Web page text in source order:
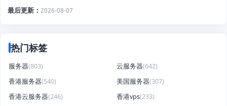
最后更新
2026-08-07
热门标签
服务器(803) 云服务器(642)
香港服务器(540) 美国服务器(307)
香港云服务器(246) 香港vps(233)